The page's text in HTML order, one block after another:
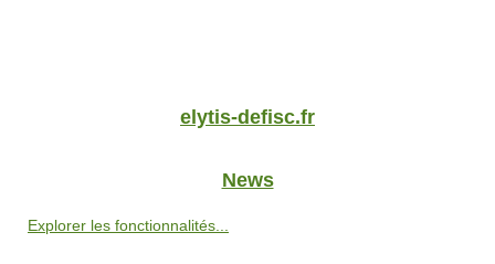
elytis-defisc.fr
News
Explorer les fonctionnalités...